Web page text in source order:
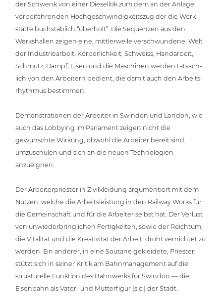
der Schwenk von einer Diesellok zum dem an der Anlage
vor­bei­fah­ren­den Hoch­ge­schwin­dig­keits­zug der die Werk­
stät­te buch­stäb­lich “überholt”. Die Sequenzen aus den
Werks­hal­len zeigen eine, mitt­ler­wei­le ver­schwun­de­ne, Welt
der Indus­trie­ar­beit: Kör­per­lich­keit, Schweiss, Hand­ar­beit,
Schmutz, Dampf, Eisen und die Maschinen werden tat­säch­
lich von den Arbeitern bedient, die damit auch den Arbeits­
rhyth­mus bestimmen.
Demons­tra­tio­nen der Arbeiter in Swindon und London, wie
auch das Lobbying im Parlament zeigen nicht die
gewünsch­te Wirkung, obwohl die Arbeiter bereit sind,
umzu­schu­len und sich an die neuen Tech­no­lo­gien
anzueignen.
Der Arbei­ter­pries­ter in Zivil­klei­dung argu­men­tiert mit dem
Nutzen, welche die Arbeits­leis­tung in den Railway Works für
die Gemein­schaft und für die Arbeiter selbst hat. Der Verlust
von unwie­der­bring­li­chen Fer­tig­kei­ten, sowie der Reichtum,
die Vitalität und die Krea­ti­vi­tät der Arbeit, droht ver­nich­tet zu
werden. Ein anderer, in eine Soutane geklei­de­te, Priester,
stützt sich in seiner Kritik am Bahn­ma­nage­ment auf die
struk­tu­rel­le Funktion des Bahnwerks für Swindon — die
Eisenbahn als Vater- und Mut­ter­fi­gur [sic!] der Stadt.